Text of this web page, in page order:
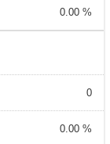
0.00 %
0
0.00 %